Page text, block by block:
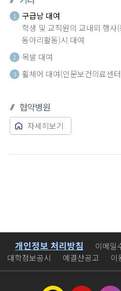
1
구급낭 대여
학생 및 교직원의 교내외 행사
동아리활동)시 대여
2 목발 대여
3 휠체어 대여(인문보건의료센
협약병원
자세히보기
바로가기
개인정보 처리방침
이메일
대학정보공시
예결산공고 이